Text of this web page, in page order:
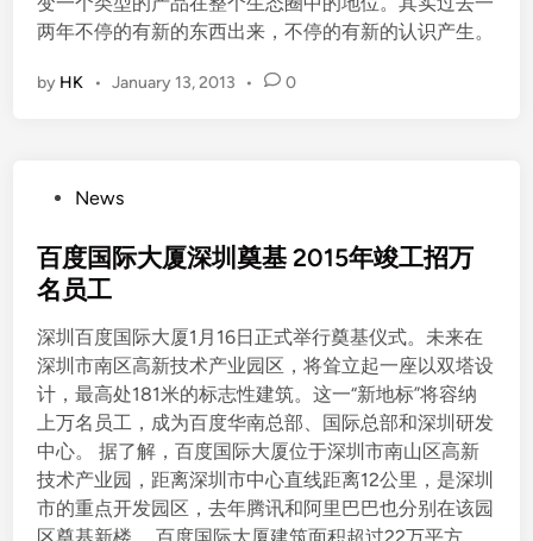
两年不停的有新的东西出来，不停的有新的认识产生。
by HK • January 13, 2013 • 0
s
t
d
i
n
News
百度国际大厦深圳奠基 2015年竣工招万
名员工
深圳百度国际大厦1月16日正式举行奠基仪式。未来在
深圳市南区高新技术产业园区，将耸立起一座以双塔设
计，最高处181米的标志性建筑。这一“新地标”将容纳
上万名员工，成为百度华南总部、国际总部和深圳研发
中心。 据了解，百度国际大厦位于深圳市南山区高新
技术产业园，距离深圳市中心直线距离12公里，是深圳
市的重点开发园区，去年腾讯和阿里巴巴也分别在该园